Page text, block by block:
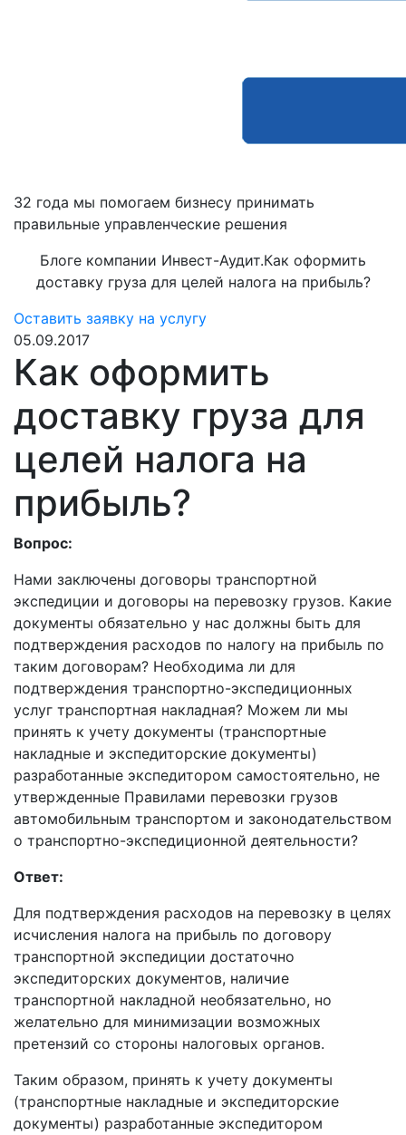
32 года мы помогаем бизнесу принимать
правильные управленческие решения
Блоге компании Инвест-Аудит.Как оформить
доставку груза для целей налога на прибыль?
Оставить заявку на услугу
05.09.2017
Как оформить
доставку груза для
целей налога на
прибыль?
Вопрос:
Нами заключены договоры транспортной
экспедиции и договоры на перевозку грузов. Какие
документы обязательно у нас должны быть для
подтверждения расходов по налогу на прибыль по
таким договорам? Необходима ли для
подтверждения транспортно-экспедиционных
услуг транспортная накладная? Можем ли мы
принять к учету документы (транспортные
накладные и экспедиторские документы)
разработанные экспедитором самостоятельно, не
утвержденные Правилами перевозки грузов
автомобильным транспортом и законодательством
о транспортно-экспедиционной деятельности?
Ответ:
Для подтверждения расходов на перевозку в целях
исчисления налога на прибыль по договору
транспортной экспедиции достаточно
экспедиторских документов, наличие
транспортной накладной необязательно, но
желательно для минимизации возможных
претензий со стороны налоговых органов.
Таким образом, принять к учету документы
(транспортные накладные и экспедиторские
документы) разработанные экспедитором